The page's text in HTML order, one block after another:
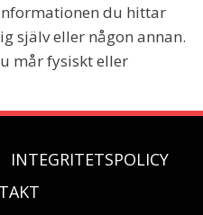
du hittar
själv eller någon annan.
mår fysiskt eller
INTEGRITETSPOLICY